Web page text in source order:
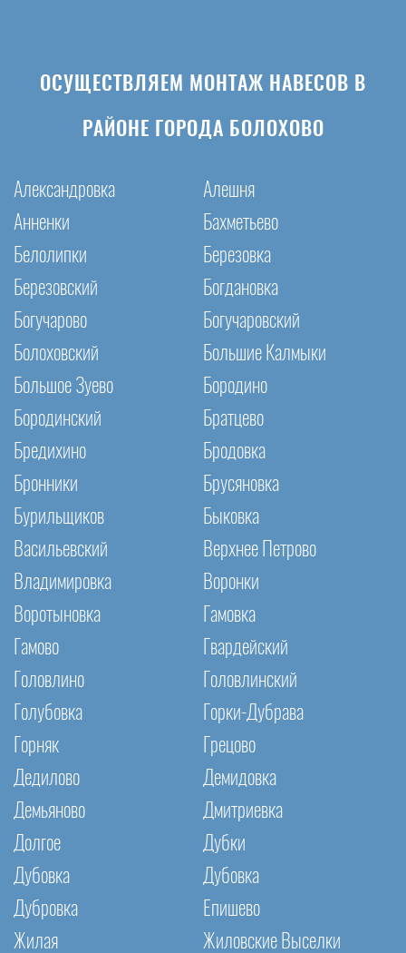
ОСУЩЕСТВЛЯЕМ МОНТАЖ НАВЕСОВ В
РАЙОНЕ ГОРОДА БОЛОХОВО
Александровка
Алешня
Анненки
Бахметьево
Белолипки
Березовка
Березовский
Богдановка
Богучарово
Богучаровский
Болоховский
Большие Калмыки
Большое Зуево
Бородино
Бородинский
Братцево
Бредихино
Бродовка
Бронники
Брусяновка
Бурильщиков
Быковка
Васильевский
Верхнее Петрово
Владимировка
Воронки
Воротыновка
Гамовка
Гамово
Гвардейский
Головлино
Головлинский
Голубовка
Горки-Дубрава
Горняк
Грецово
Дедилово
Демидовка
Демьяново
Дмитриевка
Долгое
Дубки
Дубовка
Дубовка
Дубровка
Епишево
Жилая
Жиловские Выселки